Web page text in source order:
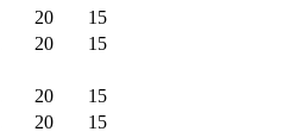
20
15
20
15
20
15
20
15